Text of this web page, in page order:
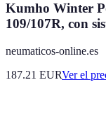
Kumho Winter
109/107R, con
neumaticos-online.es
187.21 EURVer el